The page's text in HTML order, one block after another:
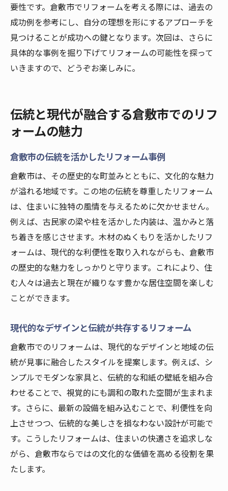
要性です。倉敷市でリフォームを考える際には、過去の
成功例を参考にし、自分の理想を形にするアプローチを
見つけることが成功への鍵となります。次回は、さらに
具体的な事例を掘り下げてリフォームの可能性を探って
いきますので、どうぞお楽しみに。
伝統と現代が融合する倉敷市でのリフ
ォームの魅力
倉敷市の伝統を活かしたリフォーム事例
倉敷市は、その歴史的な町並みとともに、文化的な魅力
が溢れる地域です。この地の伝統を尊重したリフォーム
は、住まいに独特の風情を与えるために欠かせません。
例えば、古民家の梁や柱を活かした内装は、温かみと落
ち着きを感じさせます。木材のぬくもりを活かしたリフ
ォームは、現代的な利便性を取り入れながらも、倉敷市
の歴史的な魅力をしっかりと守ります。これにより、住
む人々は過去と現在が織りなす豊かな居住空間を楽しむ
ことができます。
現代的なデザインと伝統が共存するリフォーム
倉敷市でのリフォームは、現代的なデザインと地域の伝
統が見事に融合したスタイルを提案します。例えば、シ
ンプルでモダンな家具と、伝統的な和紙の壁紙を組み合
わせることで、視覚的にも調和の取れた空間が生まれま
す。さらに、最新の設備を組み込むことで、利便性を向
上させつつ、伝統的な美しさを損なわない設計が可能で
す。こうしたリフォームは、住まいの快適さを追求しな
がら、倉敷市ならではの文化的な価値を高める役割を果
たします。